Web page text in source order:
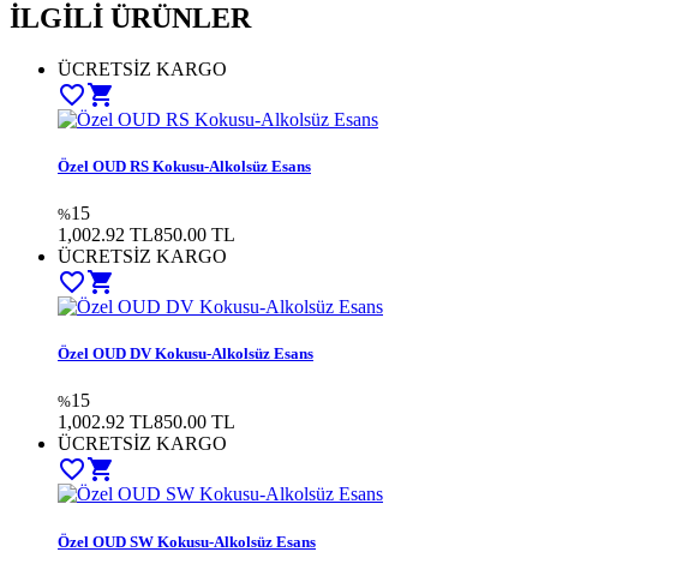
İLGİLİ ÜRÜNLER
ÜCRETSİZ KARGO
favorite_bordershopping_cart
Özel OUD RS Kokusu-Alkolsüz Esans
%15
1,002.92 TL850.00 TL
ÜCRETSİZ KARGO
favorite_bordershopping_cart
Özel OUD DV Kokusu-Alkolsüz Esans
%15
1,002.92 TL850.00 TL
ÜCRETSİZ KARGO
favorite_bordershopping_cart
Özel OUD SW Kokusu-Alkolsüz Esans